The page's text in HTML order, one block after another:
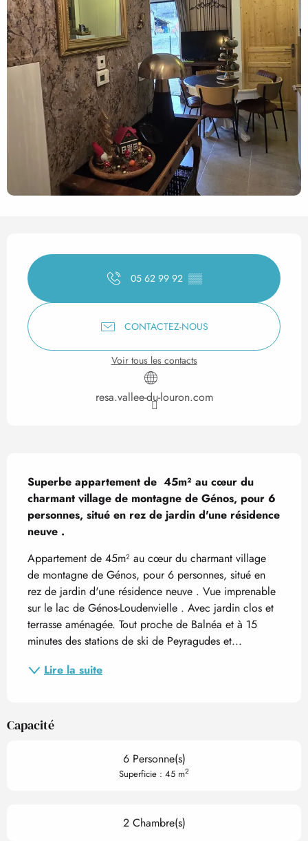
Ouverture et coordonnées
05 62 99 92 ▒▒
CONTACTEZ-NOUS
Voir tous les contacts
resa.vallee-du-louron.com
Description
Superbe appartement de  45m² au cœur du
charmant village de montagne de Génos, pour 6
personnes, situé en rez de jardin d'une résidence
neuve .
Appartement de 45m² au cœur du charmant village
de montagne de Génos, pour 6 personnes, situé en
rez de jardin d'une résidence neuve . Vue imprenable
sur le lac de Génos-Loudenvielle . Avec jardin clos et
terrasse aménagée. Tout proche de Balnéa et à 15
minutes des stations de ski de Peyragudes et...
Lire la suite
Capacité
6 Personne(s)
Superficie : 45 m2
2 Chambre(s)